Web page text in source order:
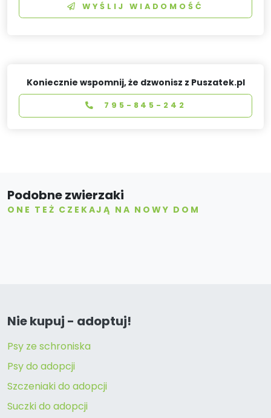
WYŚLIJ WIADOMOŚĆ
Koniecznie wspomnij, że dzwonisz z Puszatek.pl
795-845-242
Podobne zwierzaki
ONE TEŻ CZEKAJĄ NA NOWY DOM
Nie kupuj - adoptuj!
Psy ze schroniska
Psy do adopcji
Szczeniaki do adopcji
Suczki do adopcji